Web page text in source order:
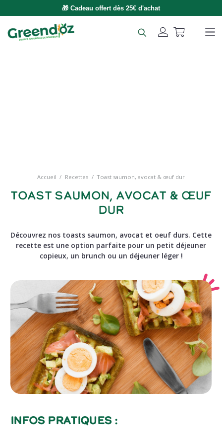
🎁 Cadeau offert dès 25€ d'achat
Accueil / Recettes / Toast saumon, avocat & œuf dur
Toast saumon, avocat & œuf
dur
Découvrez nos toasts saumon, avocat et oeuf durs. Cette
recette est une option parfaite pour un petit déjeuner
copieux, un brunch ou un déjeuner léger !
Infos pratiques :